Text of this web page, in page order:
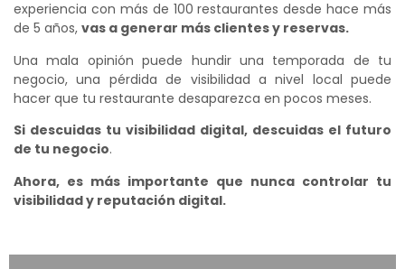
experiencia con más de 100 restaurantes desde hace más
de 5 años, vas a generar más clientes y reservas.
Una mala opinión puede hundir una temporada de tu
negocio, una pérdida de visibilidad a nivel local puede
hacer que tu restaurante desaparezca en pocos meses.
Si descuidas tu visibilidad digital, descuidas el futuro
de tu negocio.
Ahora, es más importante que nunca controlar tu
visibilidad y reputación digital.